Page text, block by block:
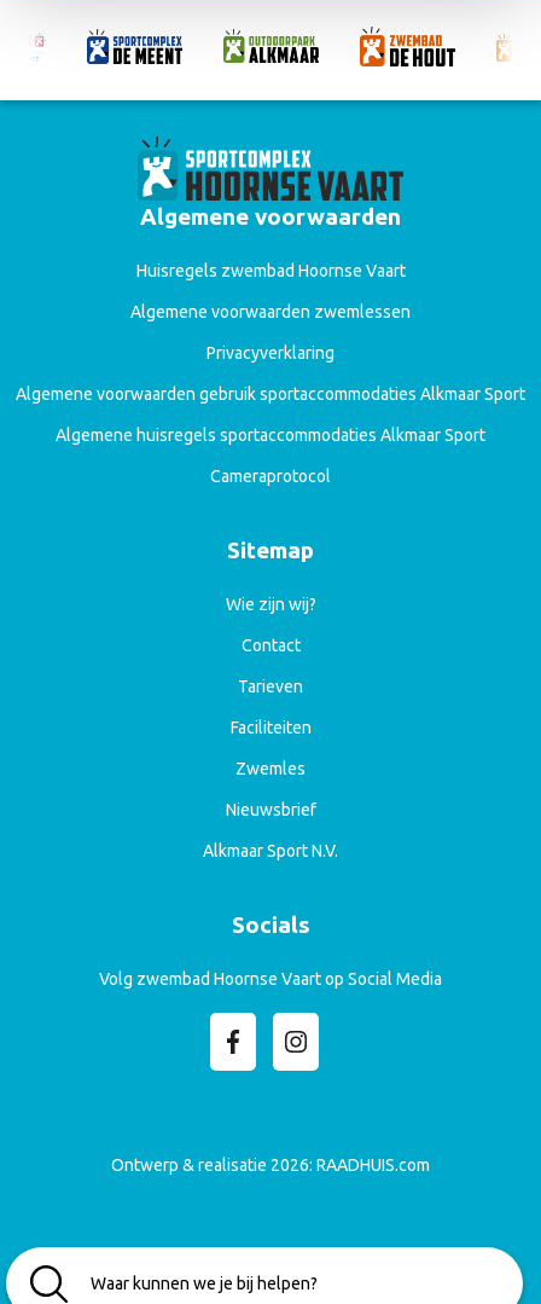
Algemene voorwaarden
Huisregels zwembad Hoornse Vaart
Algemene voorwaarden zwemlessen
Privacyverklaring
Algemene voorwaarden gebruik sportaccommodaties Alkmaar Sport
Algemene huisregels sportaccommodaties Alkmaar Sport
Cameraprotocol
Sitemap
Wie zijn wij?
Contact
Tarieven
Faciliteiten
Zwemles
Nieuwsbrief
Alkmaar Sport N.V.
Socials
Volg zwembad Hoornse Vaart op Social Media
Ontwerp & realisatie 2026: RAADHUIS.com